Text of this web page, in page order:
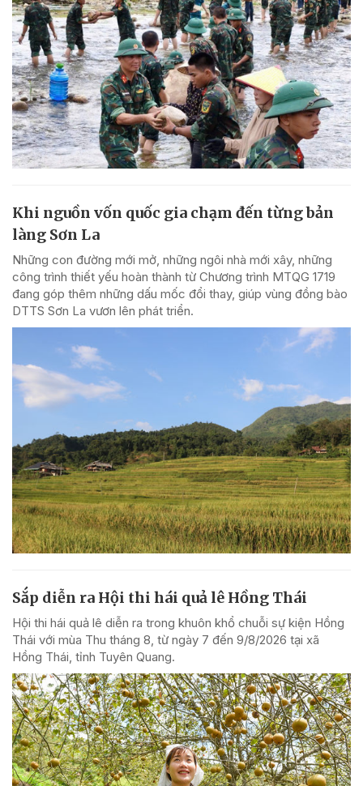
Khi nguồn vốn quốc gia chạm đến từng bản
làng Sơn La
Những con đường mới mở, những ngôi nhà mới xây, những
công trình thiết yếu hoàn thành từ Chương trình MTQG 1719
đang góp thêm những dấu mốc đổi thay, giúp vùng đồng bào
DTTS Sơn La vươn lên phát triển.
Sắp diễn ra Hội thi hái quả lê Hồng Thái
Hội thi hái quả lê diễn ra trong khuôn khổ chuỗi sự kiện Hồng
Thái với mùa Thu tháng 8, từ ngày 7 đến 9/8/2026 tại xã
Hồng Thái, tỉnh Tuyên Quang.